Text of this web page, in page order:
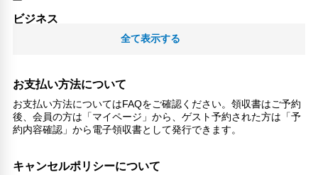
ビジネス
ビジネスセンター（プリントアウト/FAX）
レジャー・アクティビティ設備
スキー
卓球
カラオケ
マッサージ
全て表示する
お支払い方法について
お支払い方法についてはFAQをご確認ください。領収書はご予約
後、会員の方は「マイページ」から、ゲスト予約された方は「予
約内容確認」から電子領収書として発行できます。
キャンセルポリシーについて